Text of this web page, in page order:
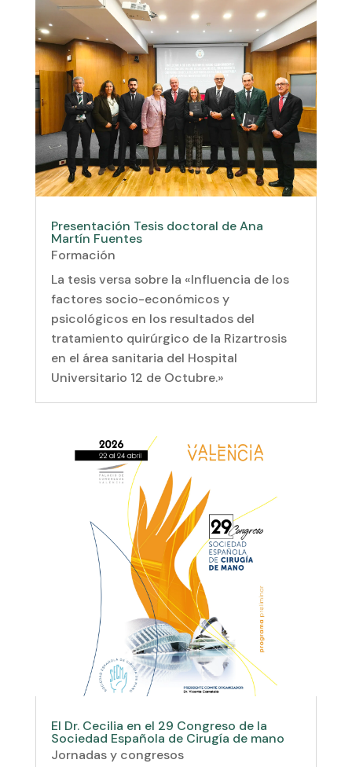
Presentación Tesis doctoral de Ana
Martín Fuentes
Formación
La tesis versa sobre la «Influencia de los
factores socio-económicos y
psicológicos en los resultados del
tratamiento quirúrgico de la Rizartrosis
en el área sanitaria del Hospital
Universitario 12 de Octubre.»
El Dr. Cecilia en el 29 Congreso de la
Sociedad Española de Cirugía de mano
Jornadas y congresos